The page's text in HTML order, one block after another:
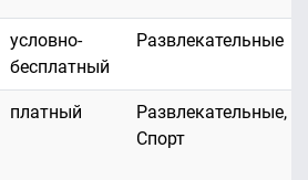
условно-
бесплатный
Развлекательные
платный
Развлекательные,
Спорт